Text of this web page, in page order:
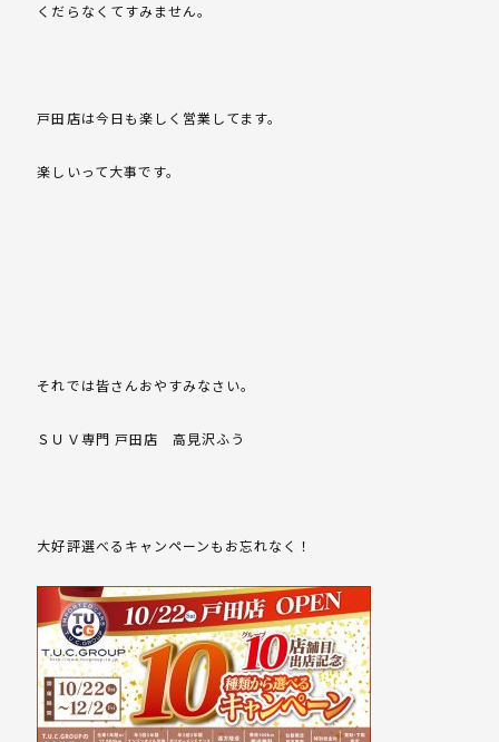
くだらなくてすみません。
戸田店は今日も楽しく営業してます。
楽しいって大事です。
それでは皆さんおやすみなさい。
ＳＵＶ専門 戸田店 高見沢ふう
大好評選べるキャンペーンもお忘れなく！